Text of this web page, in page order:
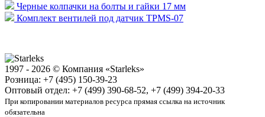
Черные колпачки на болты и гайки 17 мм
Комплект вентилей под датчик TPMS-07
1997 - 2026 © Компания «Starleks»
Розница: +7 (495) 150-39-23
Оптовый отдел: +7 (499) 390-68-52, +7 (499) 394-20-33
При копировании материалов ресурса прямая ссылка на источник
обязательна